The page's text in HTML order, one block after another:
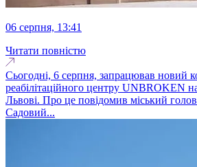
06 серпня, 13:41
Читати повністю
Сьогодні, 6 серпня, запрацював новий
реабілітаційного центру UNBROKEN
Львові. Про це повідомив міський
Садовий...